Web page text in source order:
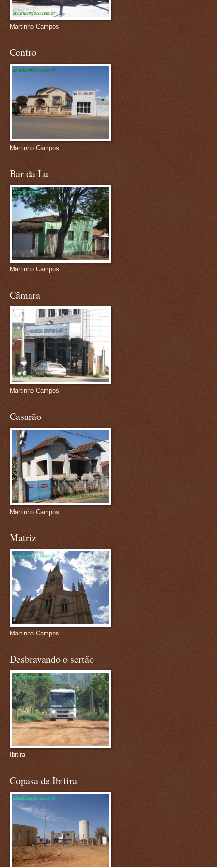
Martinho Campos
Centro
Martinho Campos
Bar da Lu
Martinho Campos
Câmara
Martinho Campos
Casarão
Martinho Campos
Matriz
Martinho Campos
Desbravando o sertão
Ibitira
Copasa de Ibitira